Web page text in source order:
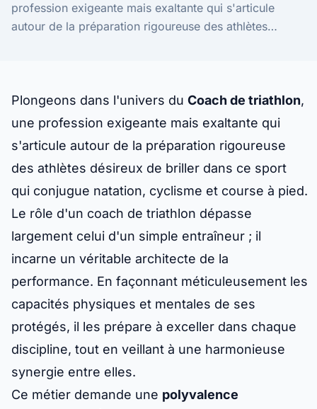
profession exigeante mais exaltante qui s'articule
autour de la préparation rigoureuse des athlètes
Plongeons dans l'univers du Coach de triathlon,
une profession exigeante mais exaltante qui
s'articule autour de la préparation rigoureuse
des athlètes désireux de briller dans ce sport
qui conjugue natation, cyclisme et course à pied.
Le rôle d'un coach de triathlon dépasse
largement celui d'un simple entraîneur ; il
incarne un véritable architecte de la
performance. En façonnant méticuleusement les
capacités physiques et mentales de ses
protégés, il les prépare à exceller dans chaque
discipline, tout en veillant à une harmonieuse
synergie entre elles.
Ce métier demande une polyvalence